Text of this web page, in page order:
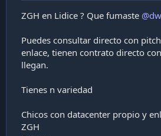
ZGH en Lidice ? Que fumaste
Puedes consultar directo con
enlace, tienen contrato directo
llegan.
Tienes n variedad
Chicos con datacenter propio y
ZGH